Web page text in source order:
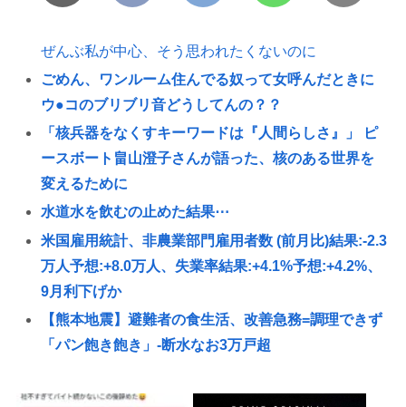
ぜんぶ私が中心、そう思われたくないのに
ごめん、ワンルーム住んでる奴って女呼んだときに
ウ●コのブリブリ音どうしてんの？？
「核兵器をなくすキーワードは『人間らしさ』」 ピ
ースボート畠山澄子さんが語った、核のある世界を
変えるために
水道水を飲むの止めた結果⋯
米国雇用統計、非農業部門雇用者数 (前月比)結果:-2.3
万人予想:+8.0万人、失業率結果:+4.1%予想:+4.2%、
9月利下げか
【熊本地震】避難者の食生活、改善急務=調理できず
「パン飽き飽き」-断水なお3万戸超
前から一転、バルサ加入へ 現地メディア伝える 4年